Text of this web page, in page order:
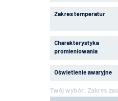
Zakres temperatur
Charakterystyka
promieniowania
Oświetlenie awaryjne
Twój wybór: Zakres